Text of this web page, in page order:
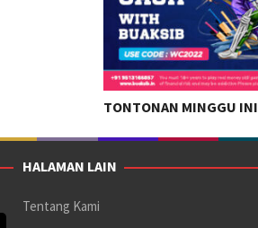
TONTONAN MINGGU INI
HALAMAN LAIN
Tentang Kami